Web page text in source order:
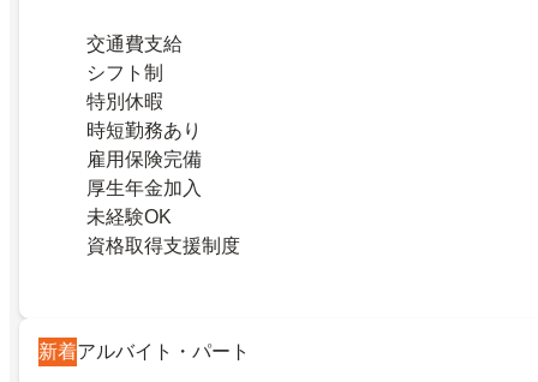
交通費支給
シフト制
特別休暇
時短勤務あり
雇用保険完備
厚生年金加入
未経験OK
資格取得支援制度
新着アルバイト・パート